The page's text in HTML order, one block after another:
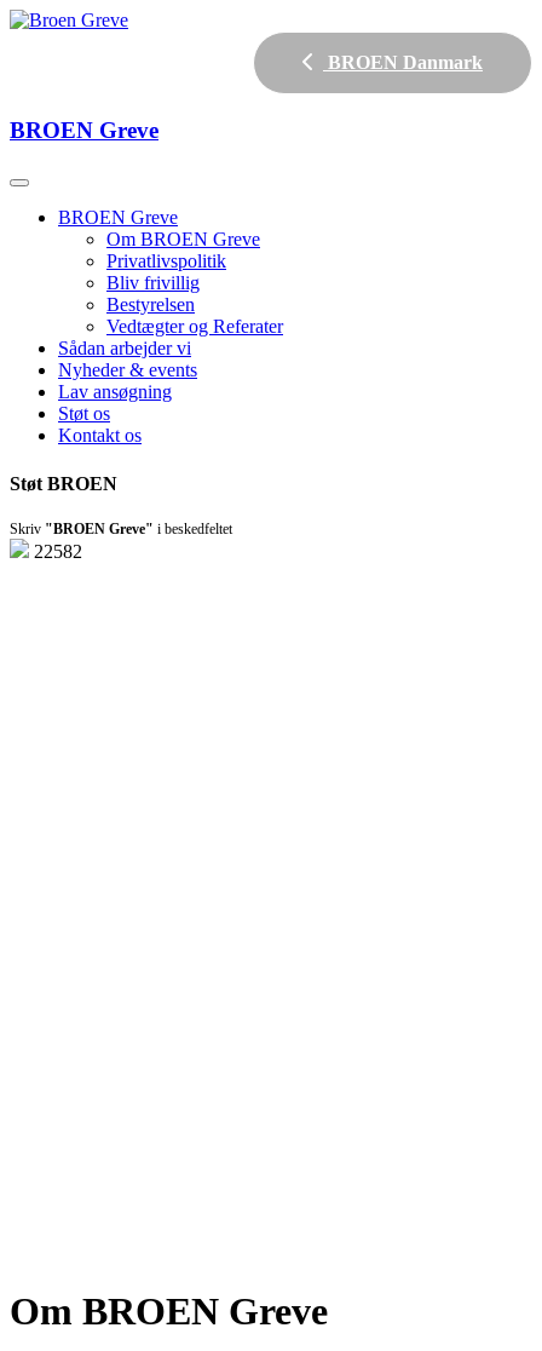
BROEN Danmark
BROEN Greve
BROEN Greve
Om BROEN Greve
Privatlivspolitik
Bliv frivillig
Bestyrelsen
Vedtægter og Referater
Sådan arbejder vi
Nyheder & events
Lav ansøgning
Støt os
Kontakt os
Støt BROEN
Skriv "BROEN Greve" i beskedfeltet
22582
Om BROEN Greve